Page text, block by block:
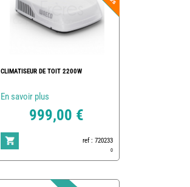
CLIMATISEUR DE TOIT 2200W
En savoir plus
999,00 €
ref : 720233
0